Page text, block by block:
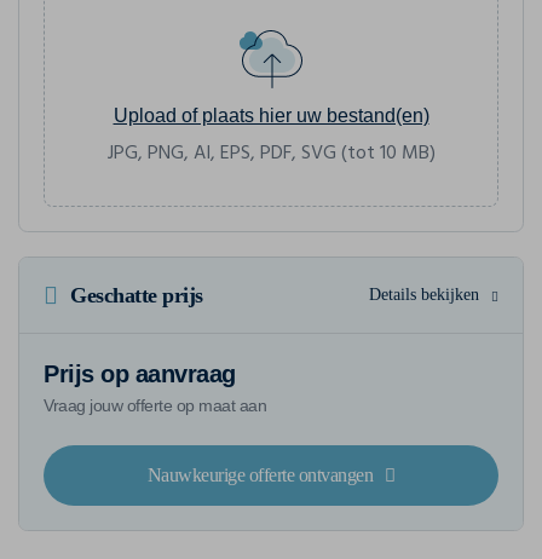
Upload of plaats hier uw bestand(en)
JPG, PNG, AI, EPS, PDF, SVG (tot 10 MB)
Geschatte prijs Details bekijken
Prijs op aanvraag
Vraag jouw offerte op maat aan
Nauwkeurige offerte ontvangen